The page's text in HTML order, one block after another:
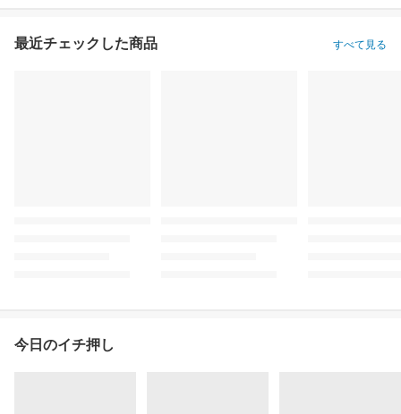
最近チェックした商品 すべて見る
今日のイチ押し